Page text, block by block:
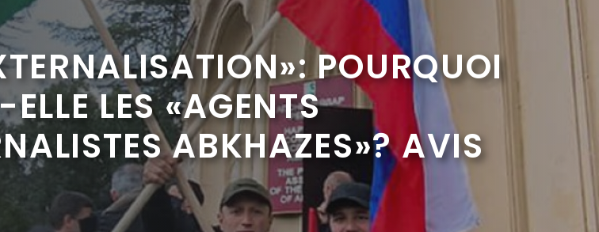
POURQUOI
LES «AGENTS
ABKHAZES»? AVIS